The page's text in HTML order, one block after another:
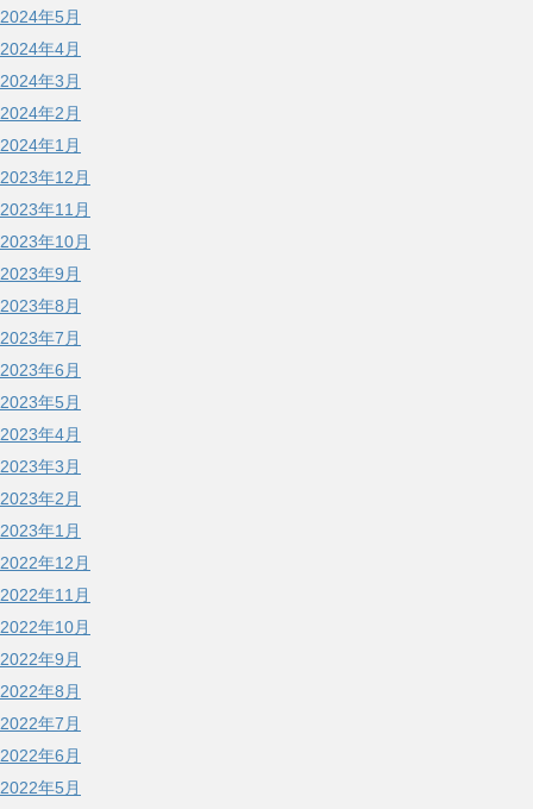
2024年5月
2024年4月
2024年3月
2024年2月
2024年1月
2023年12月
2023年11月
2023年10月
2023年9月
2023年8月
2023年7月
2023年6月
2023年5月
2023年4月
2023年3月
2023年2月
2023年1月
2022年12月
2022年11月
2022年10月
2022年9月
2022年8月
2022年7月
2022年6月
2022年5月